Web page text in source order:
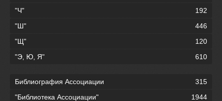
"Ч"
192
"Ш"
446
"Щ"
120
"Э, Ю, Я"
610
Библиография Ассоциации
315
"Библиотека Ассоциации"
1944